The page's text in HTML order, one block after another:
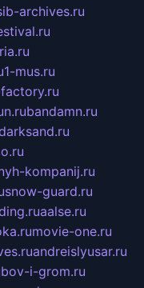
archives.ru
1-mus.ru
bandamn.ru
kompanij.ru
snow-guard.ru
aalse.ru
movie-one.ru
andreislyusar.ru
i-grom.ru